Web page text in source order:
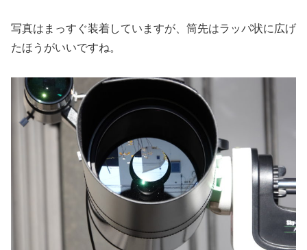
写真はまっすぐ装着していますが、筒先はラッパ状に広げ
たほうがいいですね。